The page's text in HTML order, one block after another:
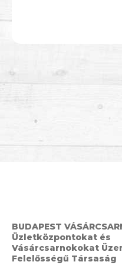
BUDAPEST
Üzletközpontokat és
Vásárcsarnokokat
Felelősségű Társaság